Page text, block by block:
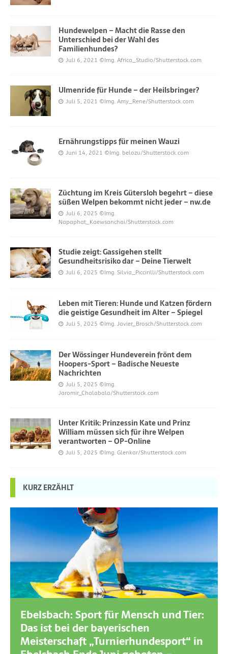
Hundewelpen – Macht die Rasse den
Unterschied bei der Wahl des
Familienhundes?
Juli 6, 2021 ©Img. Africa_Studio/Shutterstock.com
Ulmenride für Hunde – der Heilsbringer?
Juli 5, 2021 ©Img. Amy_Rene/Shutterstock.com
Ernährungstipps für meinen Wauzi
Juni 14, 2021 ©Img. belozu/Shutterstock.com
Züchtung im Kreis Gütersloh begehrt – diese
süßen Welpen bekommt nicht jeder – nw.de
Juli 6, 2025 ©Img.
Napaphat_Kaewsanchai/Shutterstock.com
Studie zeigt: Gassigehen stellt
Gesundheitsrisiko dar – Deine Tierwelt
Juli 6, 2025 ©Img. Silvia_Piccirilli/Shutterstock.com
Leben mit Tieren: Hunde und Katzen fördern
die geistige Gesundheit im Alter – Spiegel
Juli 5, 2025 ©Img. Javier_Brosch/Shutterstock.com
Der Wössinger Hundeverein frönt dem
Hoopers-Sport – Badische Neueste
Nachrichten
Juli 5, 2025 ©Img.
Jaromir_Chalabala/Shutterstock.com
Unter Kritik: Prinzessin Kate und Prinz
William müssen sich für ihre Welpen
verantworten – OP-Online
Juli 5, 2025 ©Img. Glenkar/Shutterstock.com
KURZ ERZÄHLT
Ebelsbach: Sport für Mensch und Tier:
Das ist bei der bayerischen
Meisterschaft „Turnierhundesport“ in